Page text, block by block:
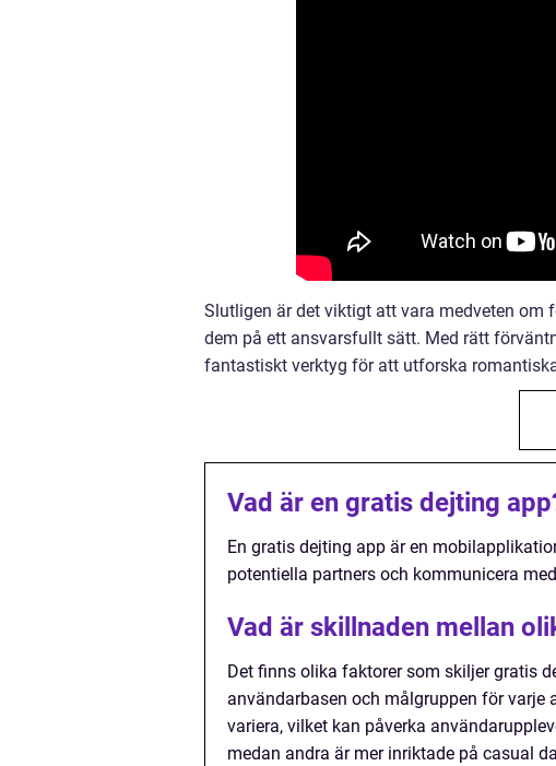
Slutligen är det viktigt att vara medveten om
dem på ett ansvarsfullt sätt. Med rätt
fantastiskt verktyg för att utforska
Vad är en gratis dejting
En gratis dejting app är en
potentiella partners och kommunicera
Vad är skillnaden mellan
Det finns olika faktorer som skiljer gratis
användarbasen och målgruppen för
variera, vilket kan påverka
medan andra är mer inriktade på casual